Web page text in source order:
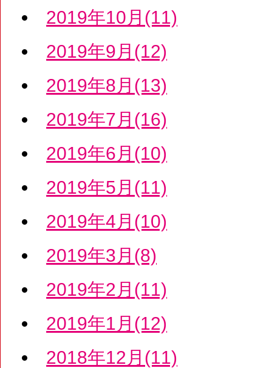
2019年10月(11)
2019年9月(12)
2019年8月(13)
2019年7月(16)
2019年6月(10)
2019年5月(11)
2019年4月(10)
2019年3月(8)
2019年2月(11)
2019年1月(12)
2018年12月(11)